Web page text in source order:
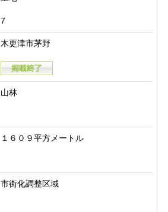
7
木更津市茅野
山林
１６０９平方メートル
市街化調整区域